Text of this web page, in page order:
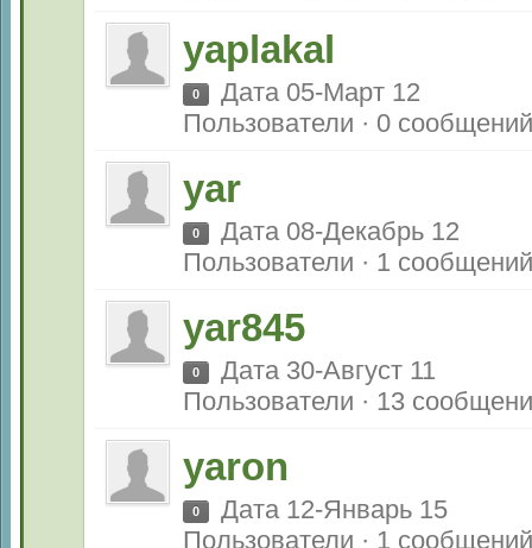
yaplakal
0
Дата 05-Март 12
Пользователи · 0 сообщений
yar
0
Дата 08-Декабрь 12
Пользователи · 1 сообщений
yar845
0
Дата 30-Август 11
Пользователи · 13
yaron
0
Дата 12-Январь 15
Пользователи · 1 сообщений